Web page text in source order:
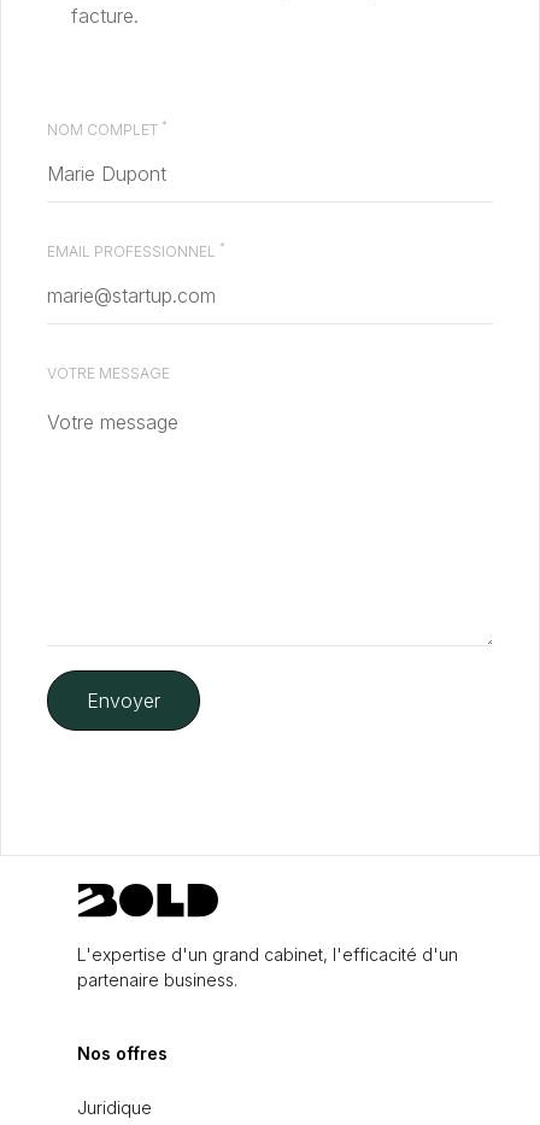
facture.
NOM COMPLET *
EMAIL PROFESSIONNEL *
VOTRE MESSAGE
L'expertise d'un grand cabinet, l'efficacité d'un
partenaire business.
Nos offres
Juridique